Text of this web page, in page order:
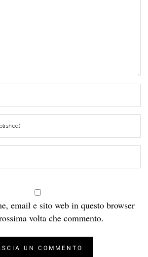
email e sito web in questo browser
volta che commento.